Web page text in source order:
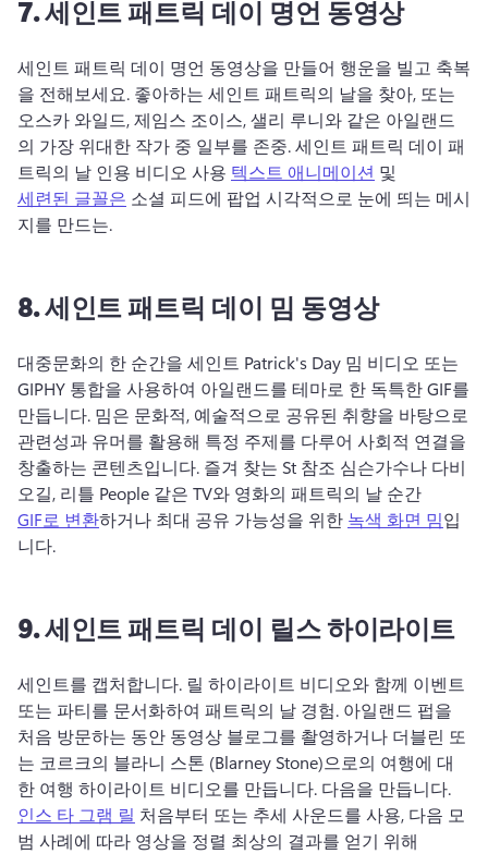
7.세인트패트릭 데이 명언 동영상
세인트 패트릭 데이 명언 동영상을 만들어 행운을 빌고 축복
을 전해보세요. 좋아하는 세인트 패트릭의 날을 찾아, 또는
오스카 와일드, 제임스 조이스, 샐리 루니와 같은 아일랜드
의 가장 위대한 작가 중 일부를 존중. 세인트 패트릭 데이 패
트릭의 날 인용 비디오 사용 텍스트 애니메이션 및
세련된 글꼴은 소셜 피드에 팝업 시각적으로 눈에 띄는 메시
지를 만드는.
8.세인트패트릭 데이 밈 동영상
대중문화의 한 순간을 세인트 Patrick's Day 밈 비디오 또는
GIPHY 통합을 사용하여 아일랜드를 테마로 한 독특한 GIF를
만듭니다. 밈은 문화적, 예술적으로 공유된 취향을 바탕으로
관련성과 유머를 활용해 특정 주제를 다루어 사회적 연결을
창출하는 콘텐츠입니다. 즐겨 찾는 St 참조 심슨가수나 다비
오길, 리틀 People 같은 TV와 영화의 패트릭의 날 순간
GIF로 변환하거나 최대 공유 가능성을 위한 녹색 화면 밈입
니다.
9.세인트패트릭 데이 릴스 하이라이트
세인트를 캡처합니다. 릴 하이라이트 비디오와 함께 이벤트
또는 파티를 문서화하여 패트릭의 날 경험. 아일랜드 펍을
처음 방문하는 동안 동영상 블로그를 촬영하거나 더블린 또
는 코르크의 블라니 스톤 (Blarney Stone)으로의 여행에 대
한 여행 하이라이트 비디오를 만듭니다. 다음을 만듭니다.
인스 타 그램 릴 처음부터 또는 추세 사운드를 사용, 다음 모
범 사례에 따라 영상을 정렬 최상의 결과를 얻기 위해